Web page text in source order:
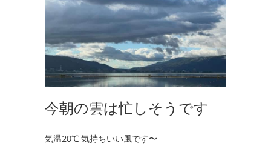
今朝の雲は忙しそうです
気温20℃ 気持ちいい風です〜